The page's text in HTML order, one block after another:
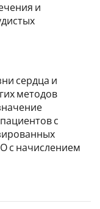
и
сердца и
методов
с
с начислением